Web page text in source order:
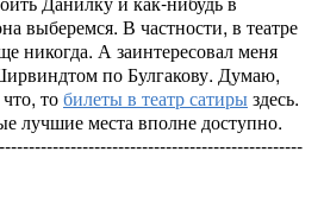
выберемся. В частности, в театре
никогда. А заинтересовал меня
по Булгакову. Думаю,
тобилеты в театр сатирыздесь.
лучшие места вполне доступно.